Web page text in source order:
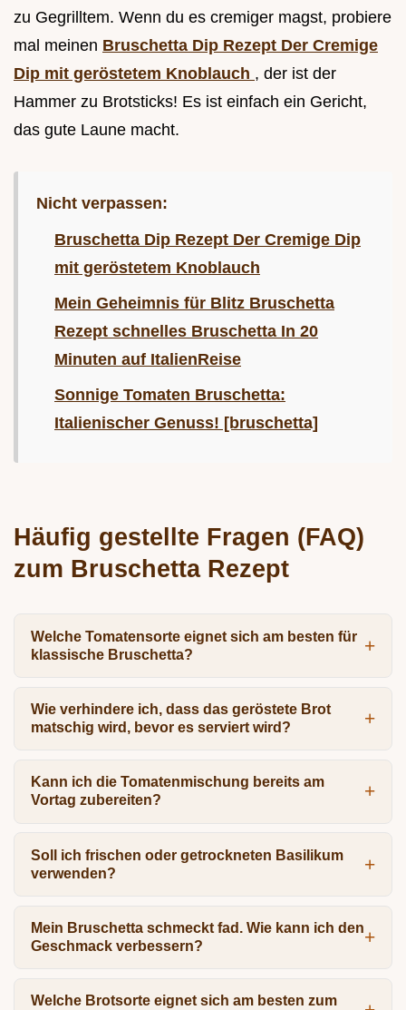
zu Gegrilltem. Wenn du es cremiger magst, probiere
mal meinen Bruschetta Dip Rezept Der Cremige
Dip mit geröstetem Knoblauch , der ist der
Hammer zu Brotsticks! Es ist einfach ein Gericht,
das gute Laune macht.
Nicht verpassen:
Bruschetta Dip Rezept Der Cremige Dip
mit geröstetem Knoblauch
Mein Geheimnis für Blitz Bruschetta
Rezept schnelles Bruschetta In 20
Minuten auf ItalienReise
Sonnige Tomaten Bruschetta:
Italienischer Genuss! [bruschetta]
Häufig gestellte Fragen (FAQ)
zum Bruschetta Rezept
Welche Tomatensorte eignet sich am besten für
klassische Bruschetta?
Wie verhindere ich, dass das geröstete Brot
matschig wird, bevor es serviert wird?
Kann ich die Tomatenmischung bereits am
Vortag zubereiten?
Soll ich frischen oder getrockneten Basilikum
verwenden?
Mein Bruschetta schmeckt fad. Wie kann ich den
Geschmack verbessern?
Welche Brotsorte eignet sich am besten zum